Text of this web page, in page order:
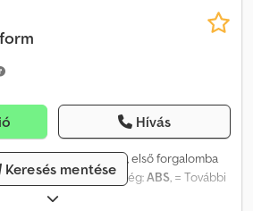
Hívás
3 tengely, első forgalomba
év:1992, Felszereltség:ABS, = További
EBS = További információk = Dwodpfxext
Keresés mentése